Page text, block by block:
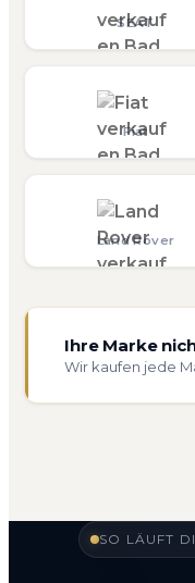
SEAT
Fiat
Land Rover
Ihre Marke
Wir kaufen jede
SO LÄUFT